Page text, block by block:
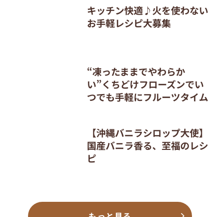
キッチン快適♪火を使わない
お手軽レシピ大募集
い”くちどけフローズンでい
つでも手軽にフルーツタイム
【沖縄バニラシロップ大使】
ピ